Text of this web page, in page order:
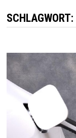
SCHLAGWORT: